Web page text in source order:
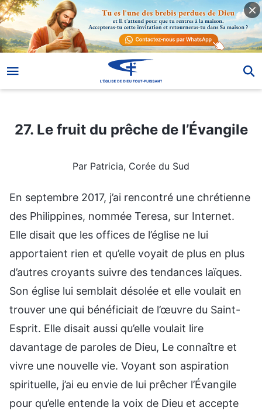
27. Le fruit du prêche de l’Évangile
27. Le fruit du prêche de l’Évangile
Par Patricia, Corée du Sud
En septembre 2017, j’ai rencontré une chrétienne
des Philippines, nommée Teresa, sur Internet.
Elle disait que les offices de l’église ne lui
apportaient rien et qu’elle voyait de plus en plus
d’autres croyants suivre des tendances laïques.
Son église lui semblait désolée et elle voulait en
trouver une qui bénéficiait de l’œuvre du Saint-
Esprit. Elle disait aussi qu’elle voulait lire
davantage de paroles de Dieu, Le connaître et
vivre une nouvelle vie. Voyant son aspiration
spirituelle, j’ai eu envie de lui prêcher l’Évangile
pour qu’elle entende la voix de Dieu et accepte